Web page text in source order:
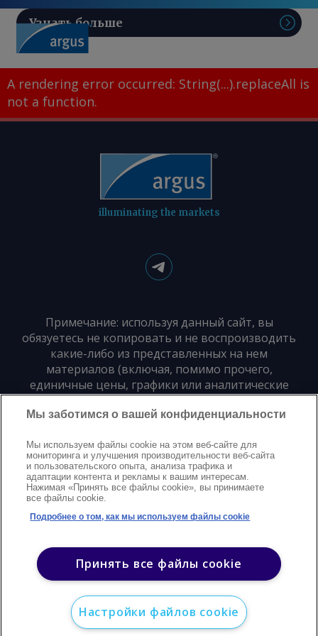
Узнать больше
A rendering error occurred: String(...).replaceAll is
not a function.
illuminating the markets
Примечание: используя данный сайт, вы
обязуетесь не копировать и не воспроизводить
какие-либо из представленных на нем
материалов (включая, помимо прочего,
единичные цены, графики или аналитические
материалы) в любой форме и для любых целей
без предварительного письменного согласия
Политика конфиденциальностиTrademarks
Защита авторских правУсловияModern Slavery Statement
Мы заботимся о вашей конфиденциальности
Мы используем файлы cookie на этом веб-сайте для
мониторинга и улучшения производительности веб-сайта
и пользовательского опыта, анализа трафика и
адаптации контента и рекламы к вашим интересам.
Нажимая «Принять все файлы cookie», вы принимаете
все файлы cookie.
Подробнее о том, как мы используем файлы cookie
Принять все файлы cookie
Настройки файлов cookie